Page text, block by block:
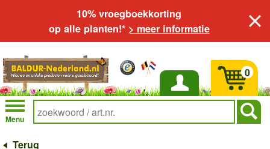
10% vroegboekkorting
op alle planten!* > meer informatie
Inloggen
Menu
0
Terug